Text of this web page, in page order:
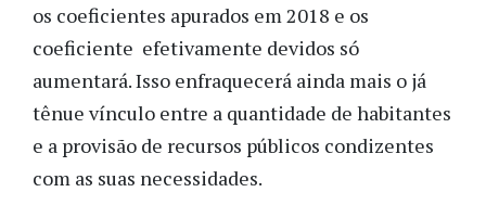
os coeficientes apurados em 2018 e os
coeficiente efetivamente devidos só
aumentará. Isso enfraquecerá ainda mais o já
tênue vínculo entre a quantidade de habitantes
e a provisão de recursos públicos condizentes
com as suas necessidades.